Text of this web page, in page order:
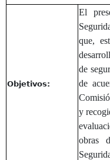
Objetivos:
El
que,
de
de
y
obras